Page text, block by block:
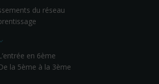
du réseau
en 6ème
la 5ème à la 3ème